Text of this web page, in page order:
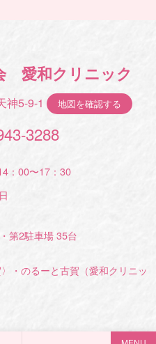
愛和クリニック
神5-9-1 地図を確認する
3288
：00〜17：30
第2駐車場 35台
・のるーと古賀（愛和クリニッ